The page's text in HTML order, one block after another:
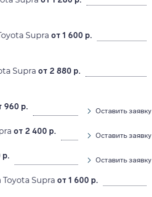
Supra от 1 600 р.
Supra от 2 880 р.
960 р. Оставить заявку
от 2 400 р. Оставить заявку
р. Оставить заявку
Supra от 1 600 р.